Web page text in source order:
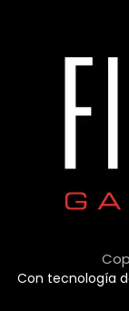
Con tecnología